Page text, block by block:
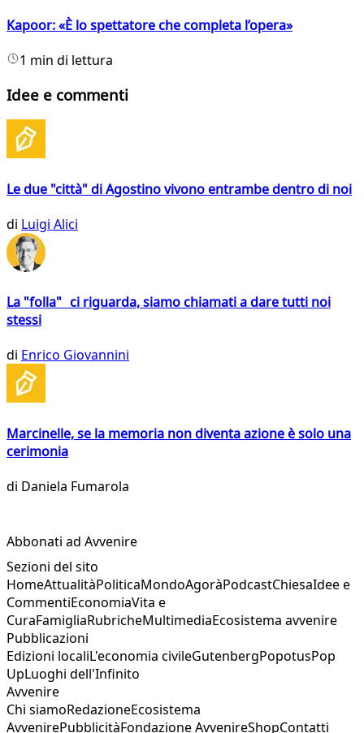
Kapoor: «È lo spettatore che completa l’opera»
1 min di lettura
Idee e commenti
Le due "città" di Agostino vivono entrambe dentro di noi
di Luigi Alici
La "folla" ci riguarda, siamo chiamati a dare tutti noi
stessi
di Enrico Giovannini
Marcinelle, se la memoria non diventa azione è solo una
cerimonia
di Daniela Fumarola
Abbonati ad Avvenire
Sezioni del sito
HomeAttualitàPoliticaMondoAgoràPodcastChiesaIdee e
CommentiEconomiaVita e
CuraFamigliaRubricheMultimediaEcosistema avvenire
Pubblicazioni
Edizioni localiL'economia civileGutenbergPopotusPop
UpLuoghi dell'Infinito
Avvenire
Chi siamoRedazioneEcosistema
AvvenirePubblicitàFondazione AvvenireShopContatti